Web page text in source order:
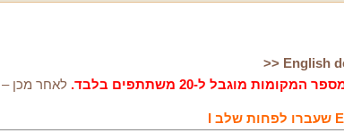
המקומות מוגבל ל-20 משתתפים בלבד. לאחר מכן